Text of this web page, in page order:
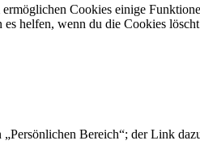
Cookies einige
helfen, wenn du die Cookies
Bereich“; der Link